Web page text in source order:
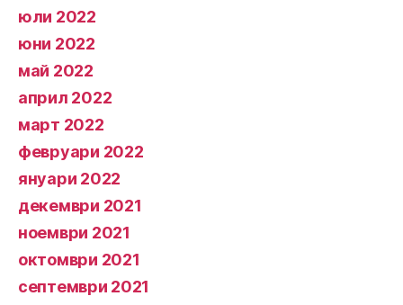
юли 2022
юни 2022
май 2022
април 2022
март 2022
февруари 2022
януари 2022
декември 2021
ноември 2021
октомври 2021
септември 2021